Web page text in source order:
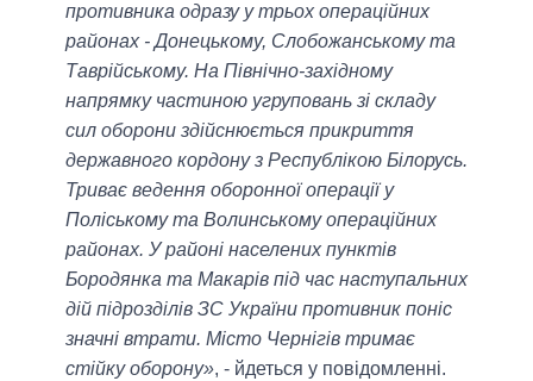
противника одразу у трьох операційних
районах - Донецькому, Слобожанському та
Таврійському. На Північно-західному
напрямку частиною угруповань зі складу
сил оборони здійснюється прикриття
державного кордону з Республікою Білорусь.
Триває ведення оборонної операції у
Поліському та Волинському операційних
районах. У районі населених пунктів
Бородянка та Макарів під час наступальних
дій підрозділів ЗС України противник поніс
значні втрати. Місто Чернігів тримає
стійку оборону», - йдеться у повідомленні.